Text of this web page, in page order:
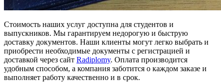
Стоимость наших услуг доступна для студентов и
выпускников. Мы гарантируем недорогую и быструю
доставку документов. Наши клиенты могут легко выбрать и
приобрести необходимые документы с регистрацией и
доставкой через сайт Radiplomy. Оплата производится
удобным способом, а компания заботится о каждом заказе и
выполняет работу качественно и в срок.